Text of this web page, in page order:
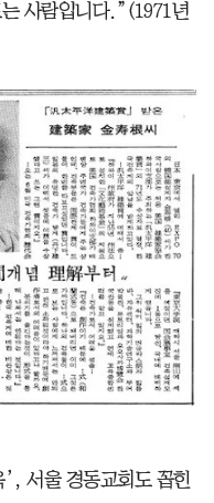
사람입니다.”(1971년
서울 경동교회도 꼽힌